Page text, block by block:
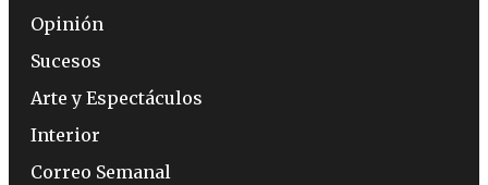
Opinión
Sucesos
Arte y Espectáculos
Interior
Correo Semanal